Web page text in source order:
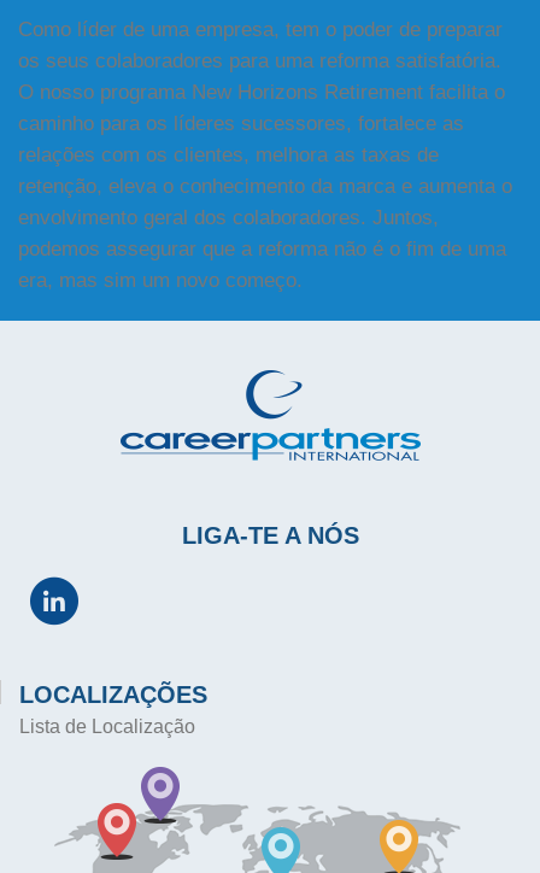
Como líder de uma empresa, tem o poder de preparar
os seus colaboradores para uma reforma satisfatória.
O nosso programa New Horizons Retirement facilita o
caminho para os líderes sucessores, fortalece as
relações com os clientes, melhora as taxas de
retenção, eleva o conhecimento da marca e aumenta o
envolvimento geral dos colaboradores. Juntos,
podemos assegurar que a reforma não é o fim de uma
era, mas sim um novo começo.
LIGA-TE A NÓS
LOCALIZAÇÕES
Lista de Localização